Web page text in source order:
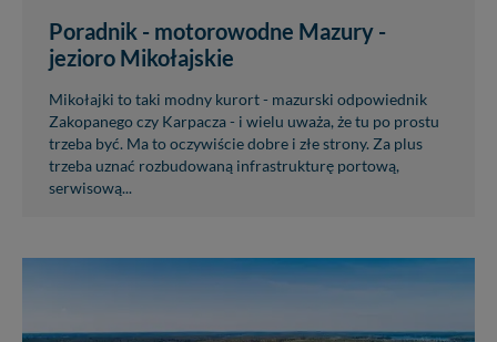
Poradnik - motorowodne Mazury -
jezioro Mikołajskie
Mikołajki to taki modny kurort - mazurski odpowiednik
Zakopanego czy Karpacza - i wielu uważa, że tu po prostu
trzeba być. Ma to oczywiście dobre i złe strony. Za plus
trzeba uznać rozbudowaną infrastrukturę portową,
serwisową...